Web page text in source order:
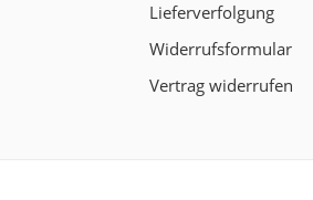
Lieferverfolgung
Widerrufsformular
Vertrag widerrufen